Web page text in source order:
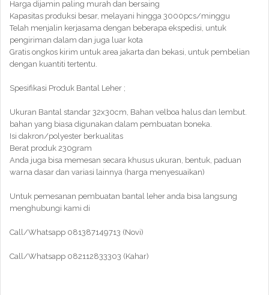
Harga dijamin paling murah dan bersaing
Kapasitas produksi besar, melayani hingga 3000pcs/minggu
Telah menjalin kerjasama dengan beberapa ekspedisi, untuk
pengiriman dalam dan juga luar kota
Gratis ongkos kirim untuk area jakarta dan bekasi, untuk pembelian
dengan kuantiti tertentu.
Spesifikasi Produk Bantal Leher ;
Ukuran Bantal standar 32x30cm, Bahan velboa halus dan lembut.
bahan yang biasa digunakan dalam pembuatan boneka.
Isi dakron/polyester berkualitas
Berat produk 230gram
Anda juga bisa memesan secara khusus ukuran, bentuk, paduan
warna dasar dan variasi lainnya (harga menyesuaikan)
Untuk pemesanan pembuatan bantal leher anda bisa langsung
menghubungi kami di
Call/Whatsapp 081387149713 (Novi)
Call/Whatsapp 082112833303 (Kahar)